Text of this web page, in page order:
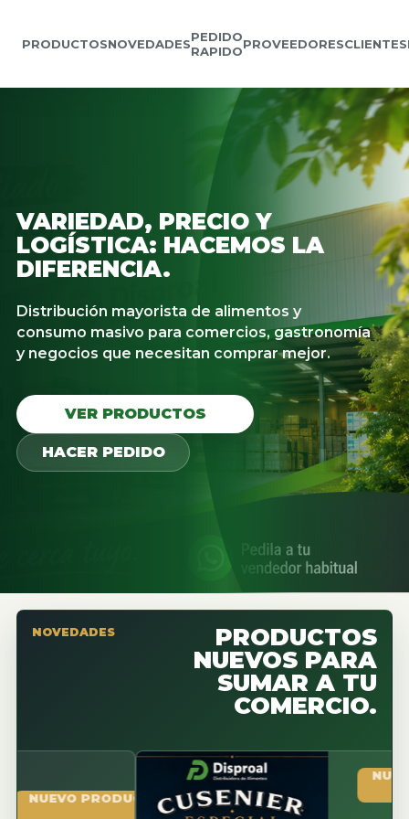
PRODUCTOSNOVEDADESPEDIDO
RAPIDOPROVEEDORESCLIENTES
VARIEDAD, PRECIO Y
LOGÍSTICA: HACEMOS LA
DIFERENCIA.
Distribución mayorista de alimentos y
consumo masivo para comercios, gastronomía
y negocios que necesitan comprar mejor.
VER PRODUCTOS
HACER PEDIDO
NOVEDADES
PRODUCTOS
NUEVOS PARA
SUMAR A TU
COMERCIO.
PRODUCTO
NUEVO